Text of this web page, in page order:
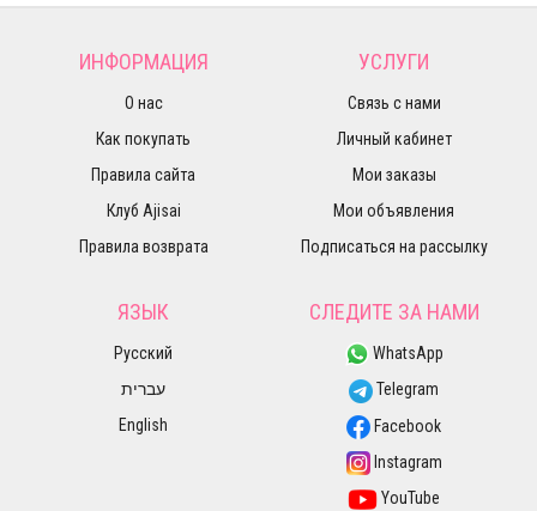
ИНФОРМАЦИЯ
О нас
Как покупать
Правила сайта
Клуб Ajisai
Правила возврата
УСЛУГИ
Связь с нами
Личный кабинет
Мои заказы
Мои объявления
Подписаться на рассылку
ЯЗЫК
Русский
עברית
English
СЛЕДИТЕ ЗА НАМИ
WhatsApp
Telegram
Facebook
Instagram
YouTube